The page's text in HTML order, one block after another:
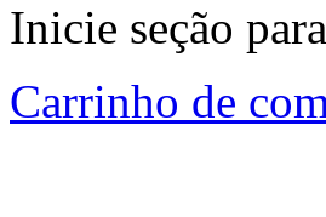
Inicie seção
Carrinho de